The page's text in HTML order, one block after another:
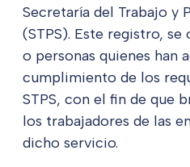
Secretaría del Trabajo y
(STPS). Este registro,
o personas quienes han
cumplimiento de los
STPS, con el fin de que
los trabajadores de las
dicho servicio.